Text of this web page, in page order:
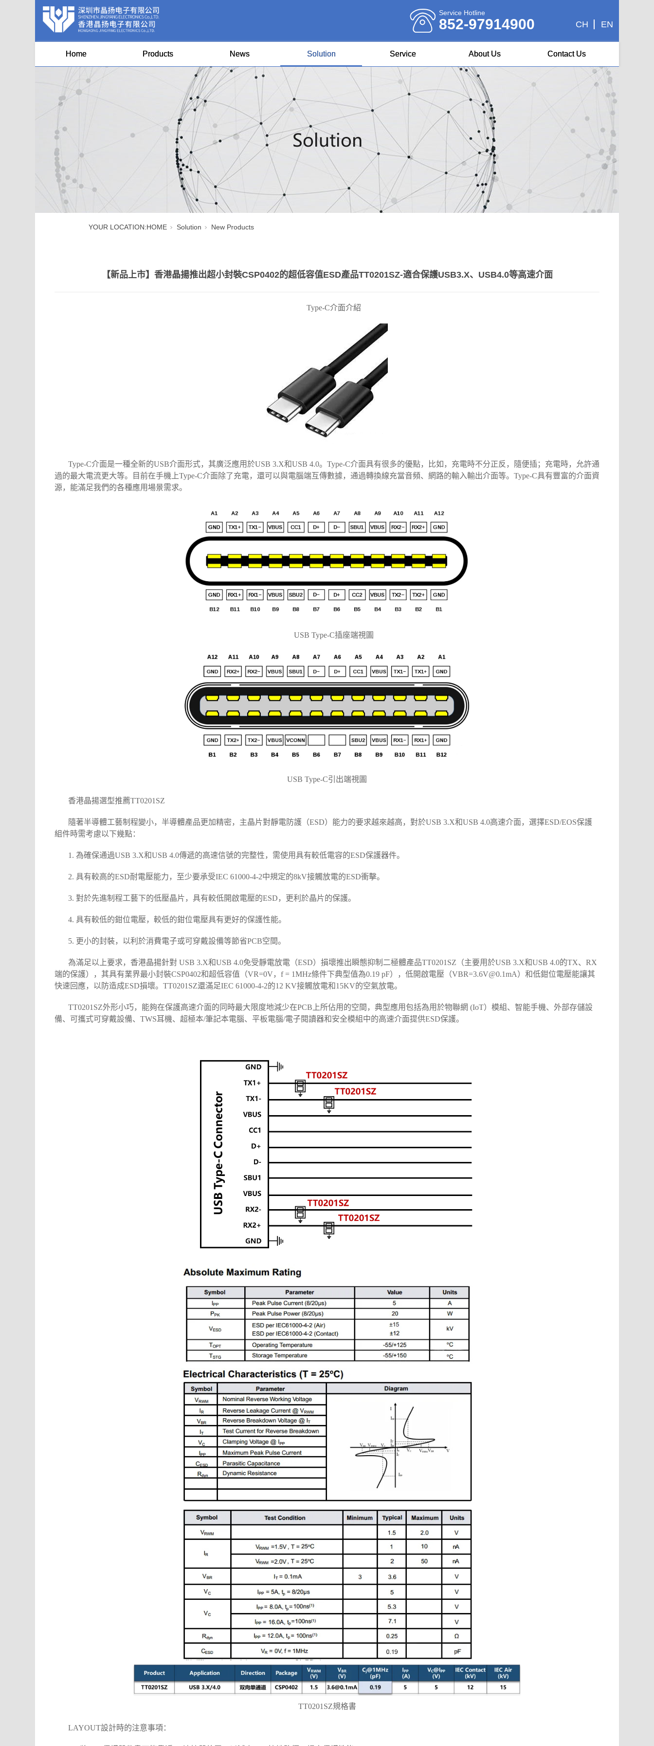
Service Hotline
852-97914900 CH EN
Home Products News Solution Service About Us Contact Us
YOUR LOCATION:HOME Solution New Products
【新品上市】香港晶揚推出超小封裝CSP0402的超低容值ESD產品TT0201SZ-適合保護USB3.X、USB4.0等高速介面
Type-C介面介紹
Type-C介面是一種全新的USB介面形式，其廣泛應用於USB 3.X和USB 4.0。Type-C介面具有很多的優點，比如，充電時不分正反，隨便插；充電時，允許通
過的最大電流更大等。目前在手機上Type-C介面除了充電，還可以與電腦端互傳數據，通過轉換線充當音頻、網路的輸入輸出介面等。Type-C具有豐富的介面資
源，能滿足我們的各種應用場景需求。
USB Type-C插座端視圖
USB Type-C引出端視圖
香港晶揚選型推薦TT0201SZ
隨著半導體工藝制程變小，半導體產品更加精密，主晶片對靜電防護（ESD）能力的要求越來越高，對於USB 3.X和USB 4.0高速介面，選擇ESD/EOS保護
組件時需考慮以下幾點：
1. 為確保通過USB 3.X和USB 4.0傳遞的高速信號的完整性，需使用具有較低電容的ESD保護器件。
2. 具有較高的ESD耐電壓能力，至少要承受IEC 61000-4-2中規定的8kV接觸放電的ESD衝擊。
3. 對於先進制程工藝下的低壓晶片，具有較低開啟電壓的ESD，更利於晶片的保護。
4. 具有較低的鉗位電壓，較低的鉗位電壓具有更好的保護性能。
5. 更小的封裝，以利於消費電子或可穿戴設備等節省PCB空間。
為滿足以上要求，香港晶揚針對 USB 3.X和USB 4.0免受靜電放電（ESD）損壞推出瞬態抑制二極體產品TT0201SZ（主要用於USB 3.X和USB 4.0的TX、RX
端的保護），其具有業界最小封裝CSP0402和超低容值（VR=0V，f = 1MHz條件下典型值為0.19 pF），低開啟電壓（VBR=3.6V@0.1mA）和低鉗位電壓能讓其
快速回應，以防造成ESD損壞。TT0201SZ還滿足IEC 61000-4-2的12 KV接觸放電和15KV的空氣放電。
TT0201SZ外形小巧，能夠在保護高速介面的同時最大限度地減少在PCB上所佔用的空間，典型應用包括為用於物聯網 (IoT）模組、智能手機、外部存儲設
備、可攜式可穿戴設備、TWS耳機、超極本/筆記本電腦、平板電腦/電子閱讀器和安全模組中的高速介面提供ESD保護。
TT0201SZ規格書
LAYOUT設計時的注意事項：